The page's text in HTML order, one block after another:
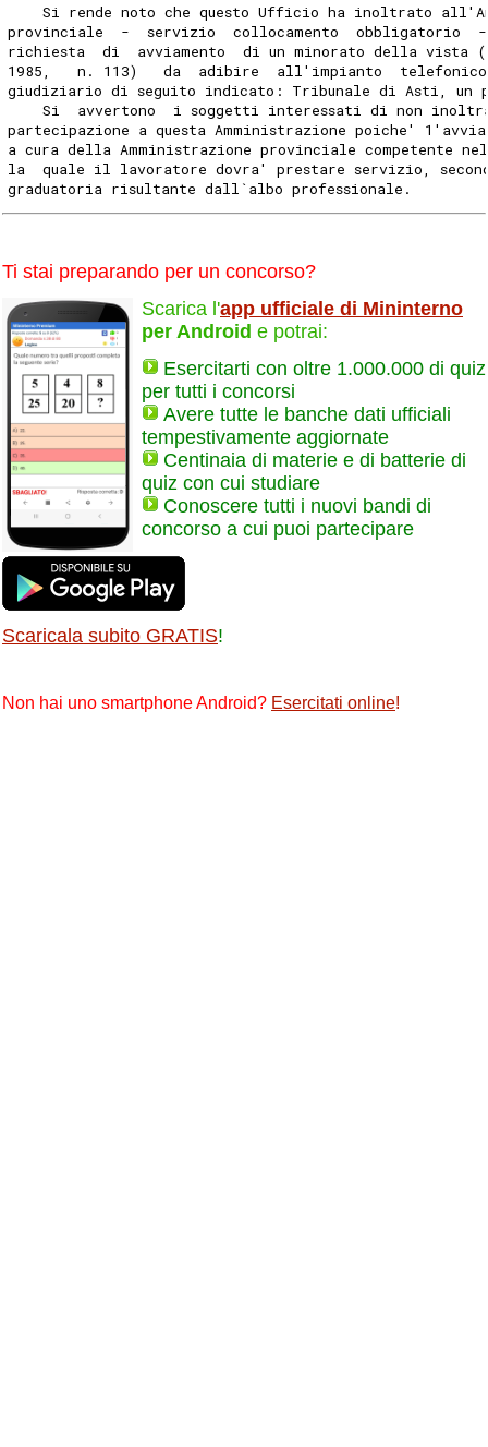
Si rende noto che questo Ufficio ha inoltrato
provinciale  -  servizio  collocamento  obbligatorio  -
richiesta  di  avviamento  di un minorato della vista
1985,   n. 113)   da  adibire  all'impianto
giudiziario di seguito indicato: Tribunale di Asti, un
Si  avvertono  i soggetti interessati di non
partecipazione a questa Amministrazione poiche'
a cura della Amministrazione provinciale competente
la  quale il lavoratore dovra' prestare servizio,
graduatoria risultante dall`albo professionale.
Ti stai preparando per un concorso?
Scarica l'app ufficiale di Mininterno
per Android e potrai:
Esercitarti con oltre 1.000.000 di quiz
per tutti i concorsi
Avere tutte le banche dati ufficiali
tempestivamente aggiornate
Centinaia di materie e di batterie di
quiz con cui studiare
Conoscere tutti i nuovi bandi di
concorso a cui puoi partecipare
Scaricala subito GRATIS!
Non hai uno smartphone Android? Esercitati online!